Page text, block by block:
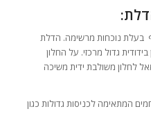
נוכחות מרשימה. הדלת
גדול מרכזי. על החלון
לחלון משולבת ידית משיכה
המתאימה לכניסות גדולות כגון